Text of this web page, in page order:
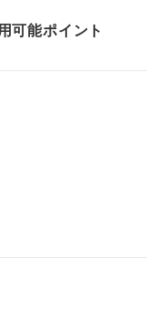
可能ポイント